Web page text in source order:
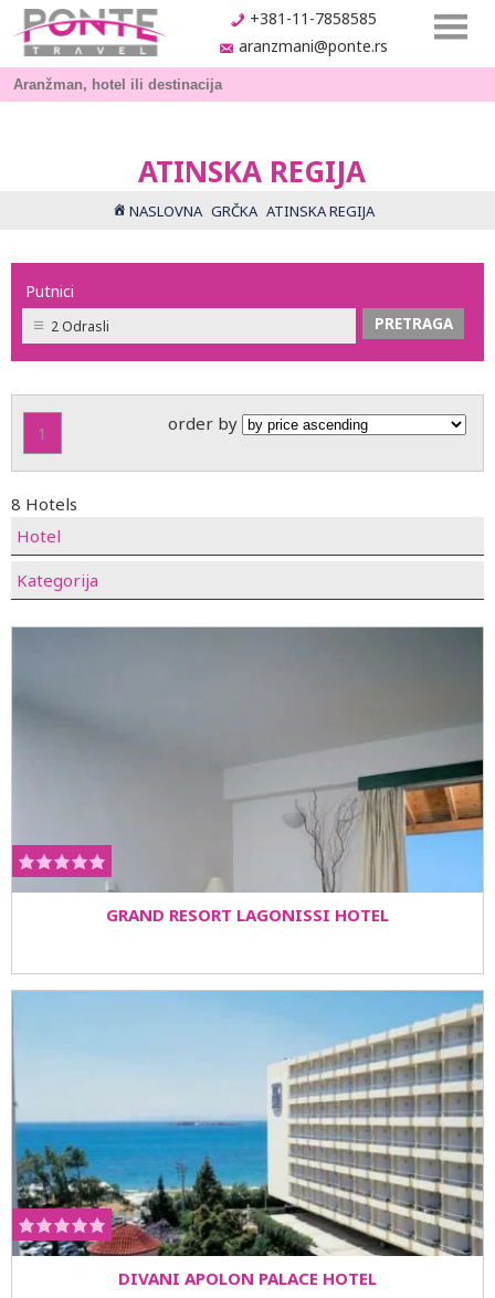
+381-11-7858585
aranzmani@ponte.rs
ATINSKA REGIJA
NASLOVNA GRČKA ATINSKA REGIJA
Putnici
2 Odrasli
1 order by
8 Hotels
Hotel
Kategorija
GRAND RESORT LAGONISSI HOTEL
DIVANI APOLON PALACE HOTEL